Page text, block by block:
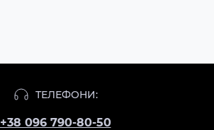
ТЕЛЕФОНИ:
+38 096 790-80-50